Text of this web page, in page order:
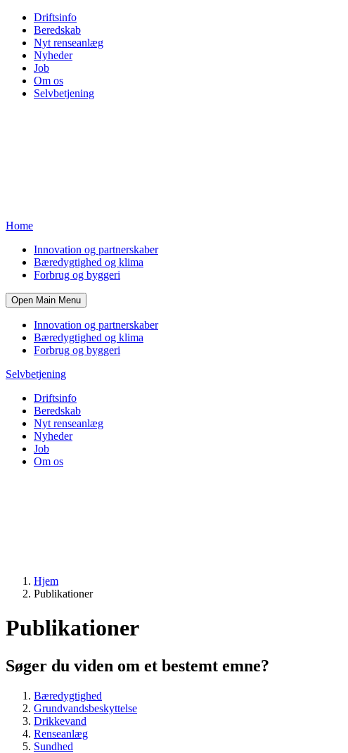
Driftsinfo
Beredskab
Nyt renseanlæg
Nyheder
Job
Om os
Selvbetjening
Home
Innovation og partnerskaber
Bæredygtighed og klima
Forbrug og byggeri
Open Main Menu
Innovation og partnerskaber
Bæredygtighed og klima
Forbrug og byggeri
Selvbetjening
Driftsinfo
Beredskab
Nyt renseanlæg
Nyheder
Job
Om os
Hjem
Publikationer
Publikationer
Søger du viden om et bestemt emne?
Bæredygtighed
Grundvandsbeskyttelse
Drikkevand
Renseanlæg
Sundhed